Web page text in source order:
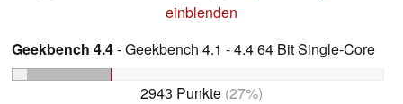
einblenden
Geekbench 4.4- Geekbench 4.1 - 4.4 64 Bit Single-Core
2943 Punkte (27%)